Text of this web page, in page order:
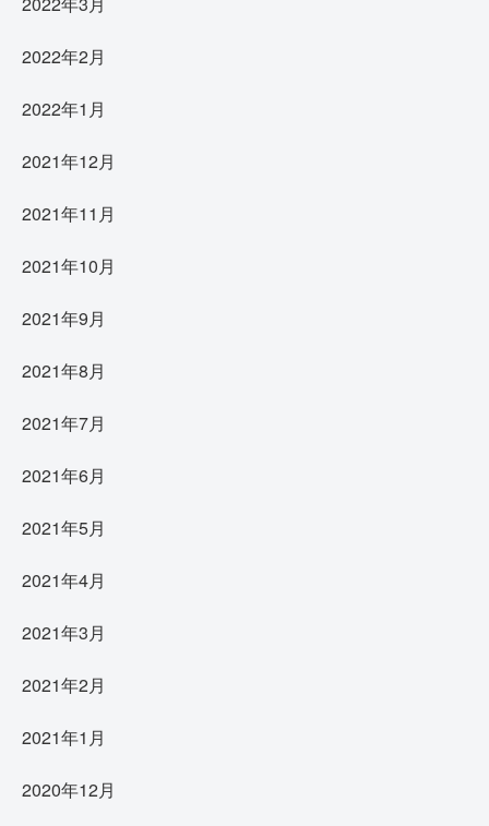
2022年2月
2022年1月
2021年12月
2021年11月
2021年10月
2021年9月
2021年8月
2021年7月
2021年6月
2021年5月
2021年4月
2021年3月
2021年2月
2021年1月
2020年12月